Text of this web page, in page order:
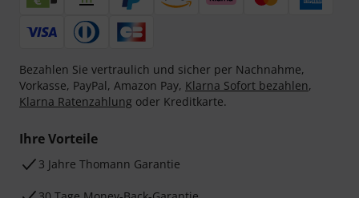
Bezahlen Sie vertraulich und sicher per Nachnahme,
Vorkasse, PayPal, Amazon Pay, Klarna Sofort bezahlen,
Klarna Ratenzahlung oder Kreditkarte.
Ihre Vorteile
3 Jahre Thomann Garantie